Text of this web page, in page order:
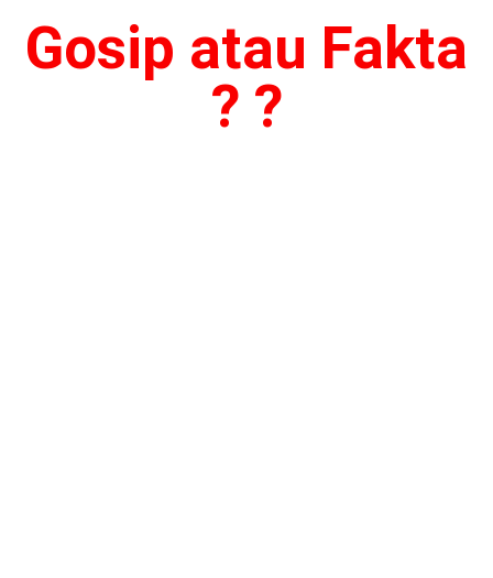
Gosip atau Fakta
? ?